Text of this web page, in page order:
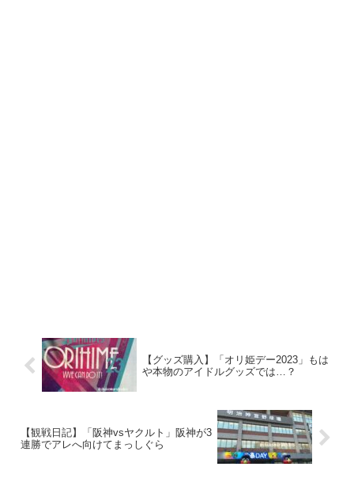
【グッズ購入】「オリ姫デー2023」もは
や本物のアイドルグッズでは…？
【観戦日記】「阪神vsヤクルト」阪神が3
連勝でアレへ向けてまっしぐら